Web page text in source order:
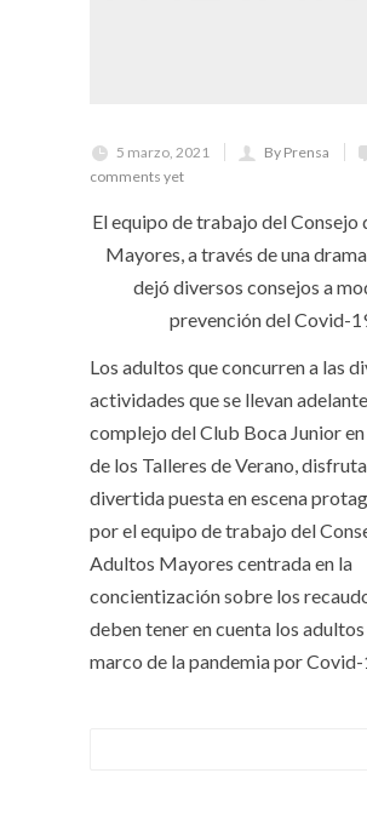
5 marzo, 2021 By Prensa
comments yet
El equipo de trabajo del Consejo
Mayores, a través de una
dejó diversos consejos a
prevención del Covid-
Los adultos que concurren a las
actividades que se llevan
complejo del Club Boca Junior
de los Talleres de Verano,
divertida puesta en escena
por el equipo de trabajo del
Adultos Mayores centrada en la
concientización sobre los
deben tener en cuenta los adultos
marco de la pandemia por